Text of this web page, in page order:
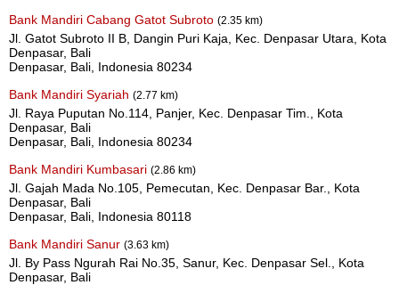
Bank Mandiri Cabang Gatot Subroto (2.35 km)
Jl. Gatot Subroto II B, Dangin Puri Kaja, Kec. Denpasar Utara, Kota
Denpasar, Bali
Denpasar, Bali, Indonesia 80234
Bank Mandiri Syariah (2.77 km)
Jl. Raya Puputan No.114, Panjer, Kec. Denpasar Tim., Kota
Denpasar, Bali
Denpasar, Bali, Indonesia 80234
Bank Mandiri Kumbasari (2.86 km)
Jl. Gajah Mada No.105, Pemecutan, Kec. Denpasar Bar., Kota
Denpasar, Bali
Denpasar, Bali, Indonesia 80118
Bank Mandiri Sanur (3.63 km)
Jl. By Pass Ngurah Rai No.35, Sanur, Kec. Denpasar Sel., Kota
Denpasar, Bali